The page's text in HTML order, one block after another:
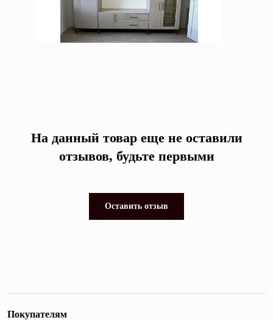
На данный товар еще не оставили
отзывов, будьте первыми
Оставить отзыв
Покупателям